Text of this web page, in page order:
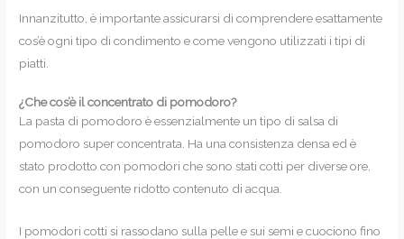
Innanzitutto, è importante assicurarsi di comprendere esattamente
cos’è ogni tipo di condimento e come vengono utilizzati i tipi di
piatti.
¿Che cos’è il concentrato di pomodoro?
La pasta di pomodoro è essenzialmente un tipo di salsa di
pomodoro super concentrata. Ha una consistenza densa ed è
stato prodotto con pomodori che sono stati cotti per diverse ore,
con un conseguente ridotto contenuto di acqua.
I pomodori cotti si rassodano sulla pelle e sui semi e cuociono fino